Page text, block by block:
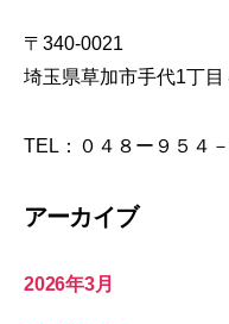
〒340-0021
埼玉県草加市手代1丁目
TEL：０４８ー９５４
アーカイブ
2026年3月